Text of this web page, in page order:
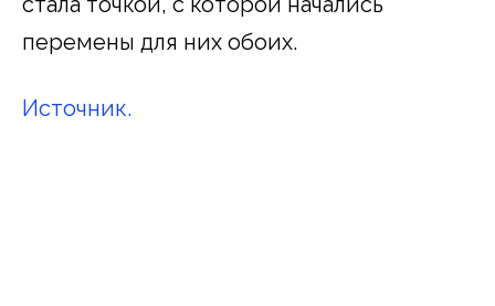
перемены для них обоих.
Источник.